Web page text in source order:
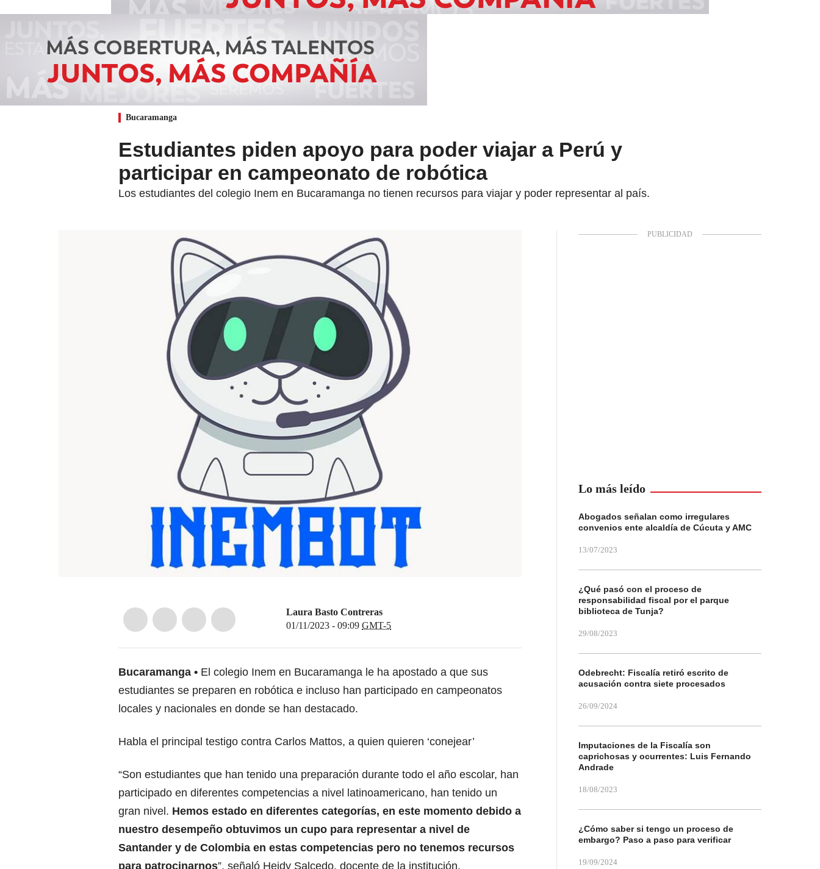
Bucaramanga
Estudiantes piden apoyo para poder viajar a Perú y
participar en campeonato de robótica
Los estudiantes del colegio Inem en Bucaramanga no tienen recursos para viajar y poder representar al país.
Laura Basto Contreras
01/11/2023 - 09:09 GMT-5
Bucaramanga
El colegio Inem en Bucaramanga le ha apostado a que sus
estudiantes se preparen en robótica e incluso han participado en campeonatos
locales y nacionales en donde se han destacado.
Habla el principal testigo contra Carlos Mattos, a quien quieren ‘conejear’
“Son estudiantes que han tenido una preparación durante todo el año escolar, han
participado en diferentes competencias a nivel latinoamericano, han tenido un
gran nivel. Hemos estado en diferentes categorías, en este momento debido a
nuestro desempeño obtuvimos un cupo para representar a nivel de
Santander y de Colombia en estas competencias pero no tenemos recursos
para patrocinarnos”, señaló Heidy Salcedo, docente de la institución.
Lo más leído
Abogados señalan como irregulares
convenios ente alcaldía de Cúcuta y AMC
13/07/2023
¿Qué pasó con el proceso de
responsabilidad fiscal por el parque
biblioteca de Tunja?
29/08/2023
Odebrecht: Fiscalía retiró escrito de
acusación contra siete procesados
26/09/2024
Imputaciones de la Fiscalía son
caprichosas y ocurrentes: Luis Fernando
Andrade
18/08/2023
¿Cómo saber si tengo un proceso de
embargo? Paso a paso para verificar
19/09/2024